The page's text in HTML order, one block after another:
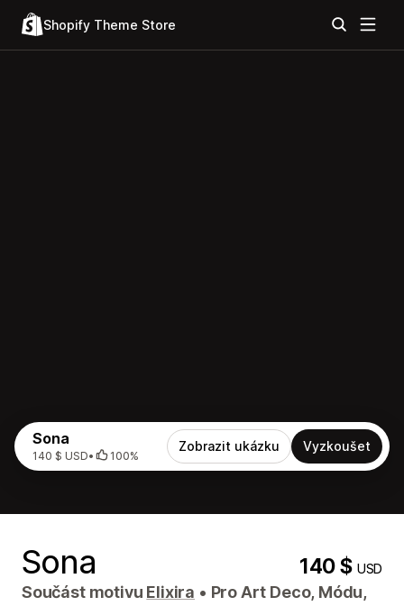
Shopify Theme Store
Sona
140 $ USD• 100%
Zobrazit ukázku Vyzkoušet
Sona 140 $USD
Součást motivu Elixira • Pro Art Deco, Módu,